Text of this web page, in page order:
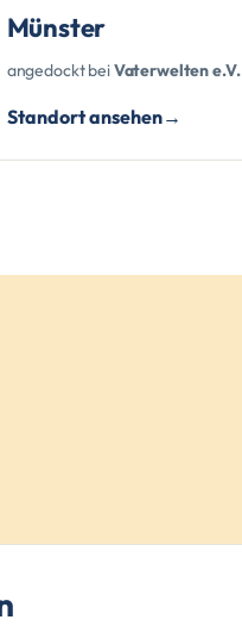
Münster
angedockt beiVaterwelten e.V.
Standort ansehen